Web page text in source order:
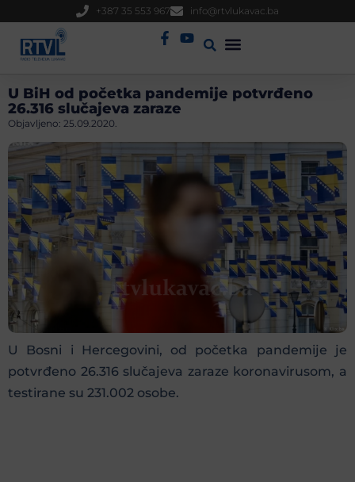
+387 35 553 967 info@rtvlukavac.ba
U BiH od početka pandemije potvrđeno
26.316 slučajeva zaraze
Objavljeno: 25.09.2020.
U Bosni i Hercegovini, od početka pandemije je
potvrđeno 26.316 slučajeva zaraze koronavirusom, a
testirane su 231.002 osobe.